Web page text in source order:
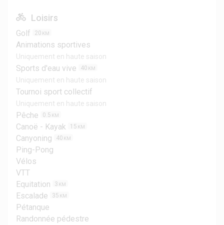
Loisirs
Golf 20 KM
Animations sportives
Uniquement en haute saison
Sports d'eau vive 40 KM
Uniquement en haute saison
Tournoi sport collectif
Uniquement en haute saison
Pêche 0.5 KM
Canoë - Kayak 15 KM
Canyoning 40 KM
Ping-Pong
Vélos
VTT
Equitation
3 KM
Escalade 35 KM
Pétanque
Randonnée pédestre